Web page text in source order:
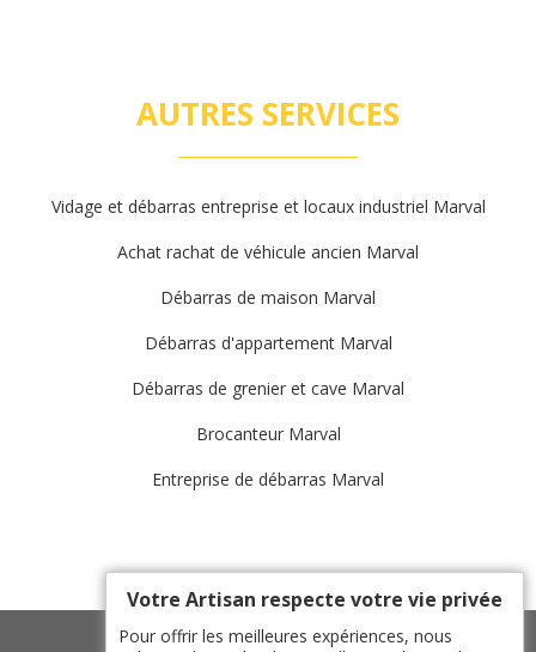
AUTRES SERVICES
Vidage et débarras entreprise et locaux industriel Marval
Achat rachat de véhicule ancien Marval
Débarras de maison Marval
Débarras d'appartement Marval
Débarras de grenier et cave Marval
Brocanteur Marval
Entreprise de débarras Marval
Votre Artisan respecte votre vie privée
Pour offrir les meilleures expériences, nous